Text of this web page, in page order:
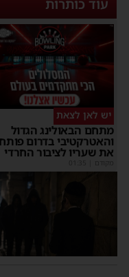
עוד כותרות
יש לאן לצאת
מתחם הבאולינג הגדול
והאטרקטיבי בדרום פותח
את שעריו לציבור החרדי
מקודם